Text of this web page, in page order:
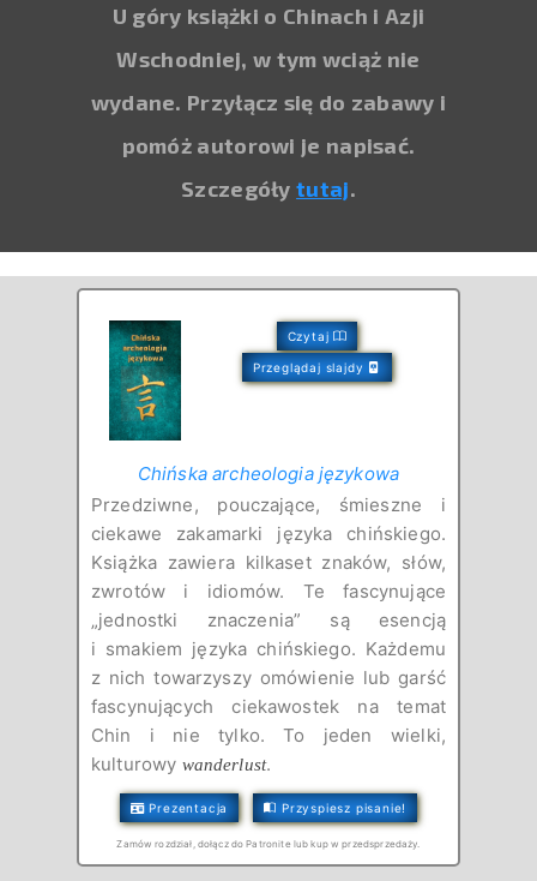
U góry książki o Chinach i Azji
Wschodniej, w tym wciąż nie
wydane. Przyłącz się do zabawy i
pomóż autorowi je napisać.
Szczegółytutaj.
Czytaj
Przeglądaj slajdy
Chińska archeologia językowa
Przedziwne, pouczające, śmieszne i
ciekawe zakamarki języka chińskiego.
Książka zawiera kilkaset znaków, słów,
zwrotów i idiomów. Te fascynujące
„jednostki znaczenia” są esencją
i smakiem języka chińskiego. Każdemu
z nich towarzyszy omówienie lub garść
fascynujących ciekawostek na temat
Chin i nie tylko. To jeden wielki,
kulturowy wanderlust.
Prezentacja Przyspiesz pisanie!
Zamów rozdział, dołącz do Patronite lub kup w przedsprzedaży.